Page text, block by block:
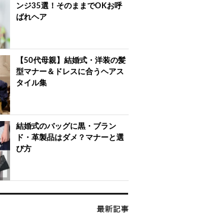
ンジ35選！そのままでOKお呼
ばれヘア
【50代母親】結婚式・洋装の髪
型マナー＆ドレスに合うヘアス
タイル集
結婚式のバッグに黒・ブラン
ド・革製品はダメ？マナーと選
び方